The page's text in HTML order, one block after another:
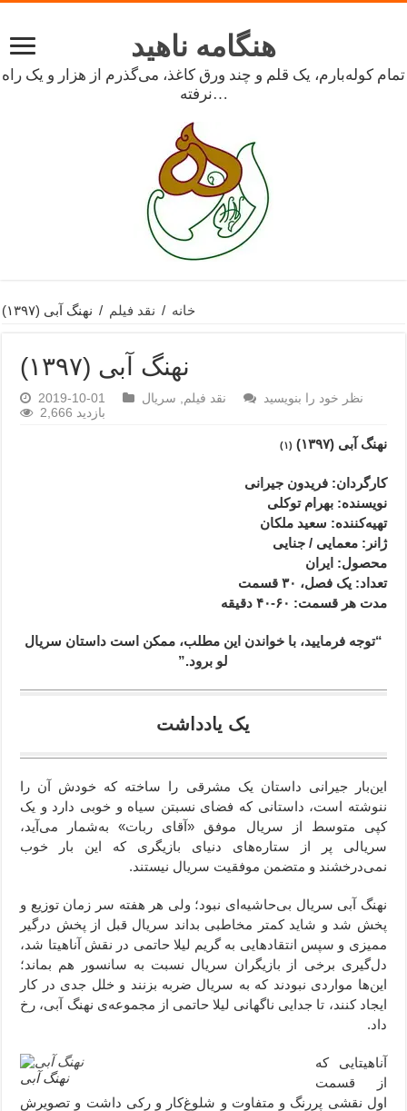
هنگامه ناهید
تمام کوله‌بارم، یک قلم و چند ورق کاغذ، می‌گذرم از هزار و یک راه
نرفته…
خانه / نقد فیلم / نهنگ آبی (۱۳۹۷)
نهنگ آبی (۱۳۹۷)
2019-10-01 نقد فیلم سریال
نظر خود را بنویسید
2,666 بازدید
نهنگ آبی (۱۳۹۷) (۱)
کارگردان: فریدون جیرانی
نویسنده: بهرام توکلی
تهیه‌کننده: سعید ملکان
ژانر : معمایی / جنایی
محصول: ایران
تعداد: یک فصل، ۳۰ قسمت
مدت هر قسمت: ۶۰-۴۰ د قیقه
“توجه فرمایید،‌ با خواندن این مطلب، ممکن است داستان سریال
لو برود.”
یک یادداشت
این‌بار جیرانی داستان یک مشرقی را ساخته که خودش آن را
ننوشته است، داستانی که فضای نسبتن سیاه و خوبی دارد و یک
کپی متوسط از سریال موفق «آقای ربات» به‌شمار می‌آید،
سریالی پر از ستاره‌های دنیای بازیگری که این بار خوب
نمی‌درخشند و متضمن موفقیت سریال نیستند.
نهنگ آبی سریال بی‌حاشیه‌ای نبود؛ ولی هر هفته سر زمان توزیع و
پخش شد و شاید کمتر مخاطبی بداند سریال قبل از پخش درگیر
ممیزی و سپس انتقادهایی به گریم لیلا حاتمی در نقش آناهیتا شد،
دل‌گیری برخی از بازیگران سریال نسبت به سانسور هم بماند؛
این‌ها مواردی نبودند که به سریال ضربه بزنند و خلل جدی در کار
ایجاد کنند، تا جدایی ناگهانی لیلا حاتمی از مجموعه‌ی نهنگ آبی، رخ
داد.
نهنگ آبی
آناهیتایی که
از قسمت
اول نقشی پررنگ و متفاوت و شلوغ‌کار و رکی داشت و تصویرش